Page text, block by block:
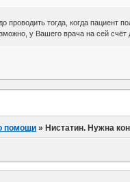
проводить тогда, когда
у Вашего врача на сей счёт
помощи »Нистатин. Нужна